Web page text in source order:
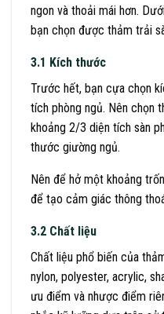
ngon và thoải mái hơn.
bạn chọn được thảm trải
3.1 Kích thước
Trước hết, bạn cựa chọn
tích phòng ngủ. Nên chọn
khoảng 2/3 diện tích sàn
thước giường ngủ.
Nên để hở một khoảng
để tạo cảm giác thông
3.2 Chất liệu
Chất liệu phổ biến của
nylon, polyester, acrylic,
ưu điểm và nhược điểm